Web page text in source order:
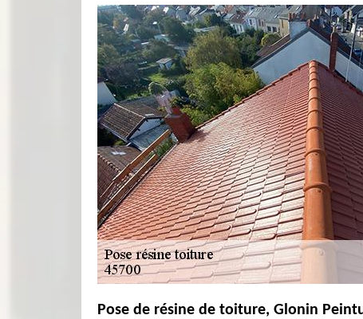
Pose de résine de toiture, Glonin